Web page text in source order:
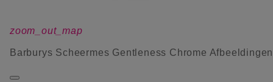
zoom_out_map
Barburys Scheermes Gentleness Chrome Afbeeldingen